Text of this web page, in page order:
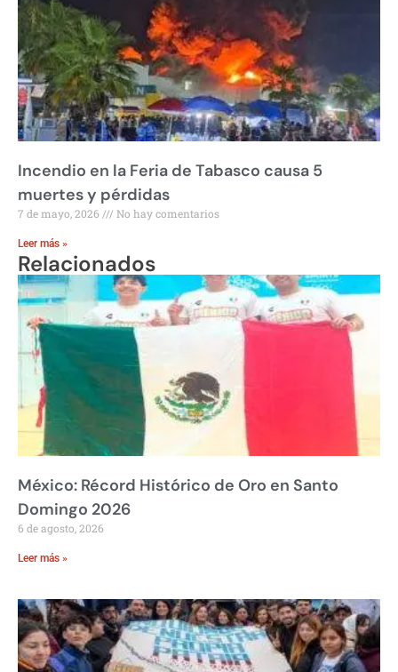
Incendio en la Feria de Tabasco causa 5
muertes y pérdidas
7 de mayo, 2026 No hay comentarios
Leer más »
Relacionados
México: Récord Histórico de Oro en Santo
Domingo 2026
6 de agosto, 2026
Leer más »